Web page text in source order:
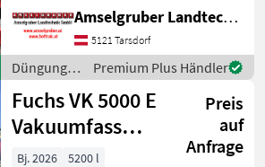
Güllefässer- In Massivität
und Langlebigkeit
unschlagbar! (Stärkste
Materialstärken + Beste Ma
Amselgruber Landtechnik GmbH
5121 Tarsdorf
Düngung
und
Beregnung
/ Fuchs
Premium Plus Händler
Fuchs VK 5000 E
Vakuumfass
5.200 Liter
Preis
auf
Anfrage
Bj. 2026
5200 l